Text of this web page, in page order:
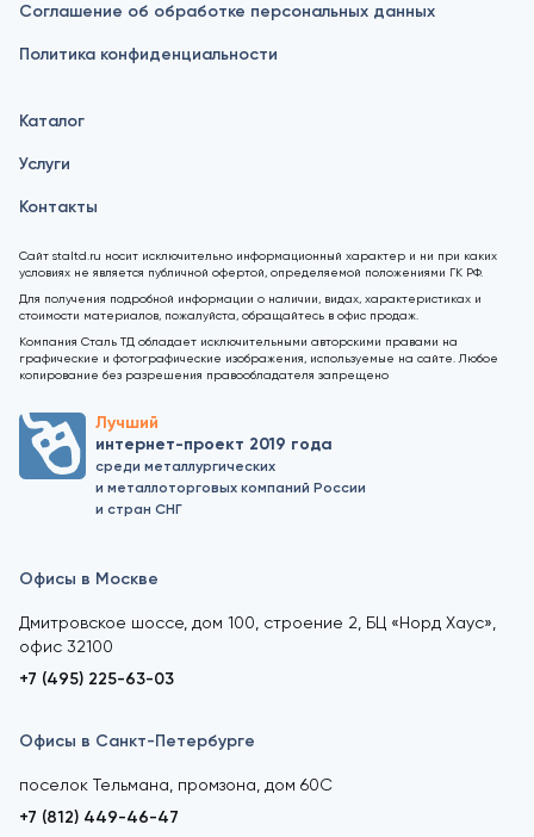
Соглашение об обработке персональных данных
Политика конфиденциальности
Каталог
Услуги
Контакты
Сайт staltd.ru носит исключительно информационный характер и ни при каких
условиях не является публичной офертой, определяемой положениями ГК РФ.
Для получения подробной информации о наличии, видах, характеристиках и
стоимости материалов, пожалуйста, обращайтесь в офис продаж.
Компания Сталь ТД обладает исключительными авторскими правами на
графические и фотографические изображения, используемые на сайте. Любое
копирование без разрешения правообладателя запрещено
Лучший
интернет-проект 2019 года
среди металлургических
и металлоторговых компаний России
и стран СНГ
Офисы в Москве
Дмитровское шоссе, дом 100, строение 2, БЦ «Норд Хаус»,
офис 32100
+7 (495) 225-63-03
Офисы в Санкт-Петербурге
поселок Тельмана, промзона, дом 60С
+7 (812) 449-46-47